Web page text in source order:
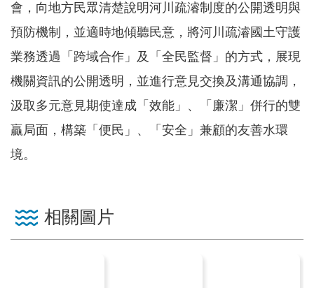
站
導
回
首
意
箱
常
會，向地方民眾清楚說明河川疏濬制度的公開透明與
預防機制，並適時地傾聽民意，將河川疏濬國土守護
業務透過「跨域合作」及「全民監督」的方式，展現
機關資訊的公開透明，並進行意見交換及溝通協調，
汲取多元意見期使達成「效能」、「廉潔」併行的雙
贏局面，構築「便民」、「安全」兼顧的友善水環
境。
相關圖片